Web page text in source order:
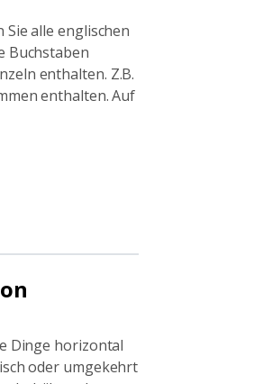
alle englischen
Buchstaben
enthalten. Z.B.
enthalten. Auf
Dinge horizontal
oder umgekehrt